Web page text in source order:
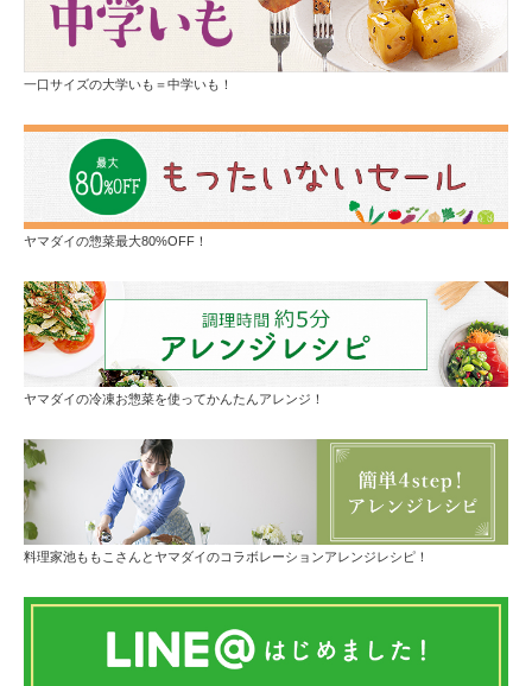
一口サイズの大学いも＝中学いも！
ヤマダイの惣菜最大80%OFF！
ヤマダイの冷凍お惣菜を使ってかんたんアレンジ！
料理家池ももこさんとヤマダイのコラボレーションアレンジレシピ！